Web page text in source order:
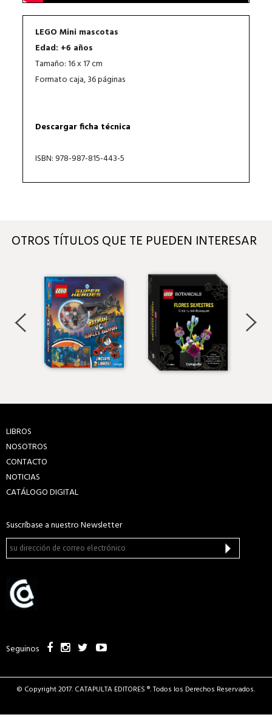
LEGO Mini mascotas
Edad: +6 años
Tamaño: 16 x 17 cm
Formato caja, 36 páginas
Descargar ficha técnica
ISBN: 978-987-815-443-5
OTROS TÍTULOS QUE TE PUEDEN INTERESAR
LIBROS
NOSOTROS
CONTACTO
NOTICIAS
CATÁLOGO DIGITAL
Suscríbase a nuestro Newsletter
Seguinos
© Copyright 2017. CATAPULTA EDITORES ®. Todos los Derechos Reservados.